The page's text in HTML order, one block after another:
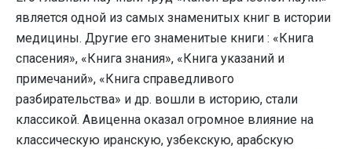
является одной из самых знаменитых книг в истории
медицины. Другие его знаменитые книги : «Книга
спасения», «Книга знания», «Книга указаний и
примечаний», «Книга справедливого
разбирательства» и др. вошли в историю, стали
классикой. Авиценна оказал огромное влияние на
классическую иранскую, узбекскую, арабскую